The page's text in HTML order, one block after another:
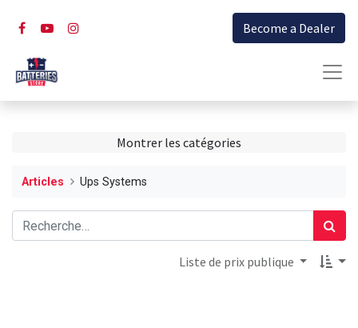
Become a Dealer
Montrer les catégories
Articles Ups Systems
Liste de prix publique